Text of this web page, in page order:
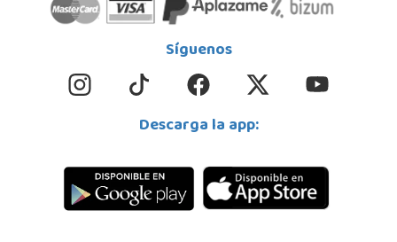
Síguenos
Descarga la app: